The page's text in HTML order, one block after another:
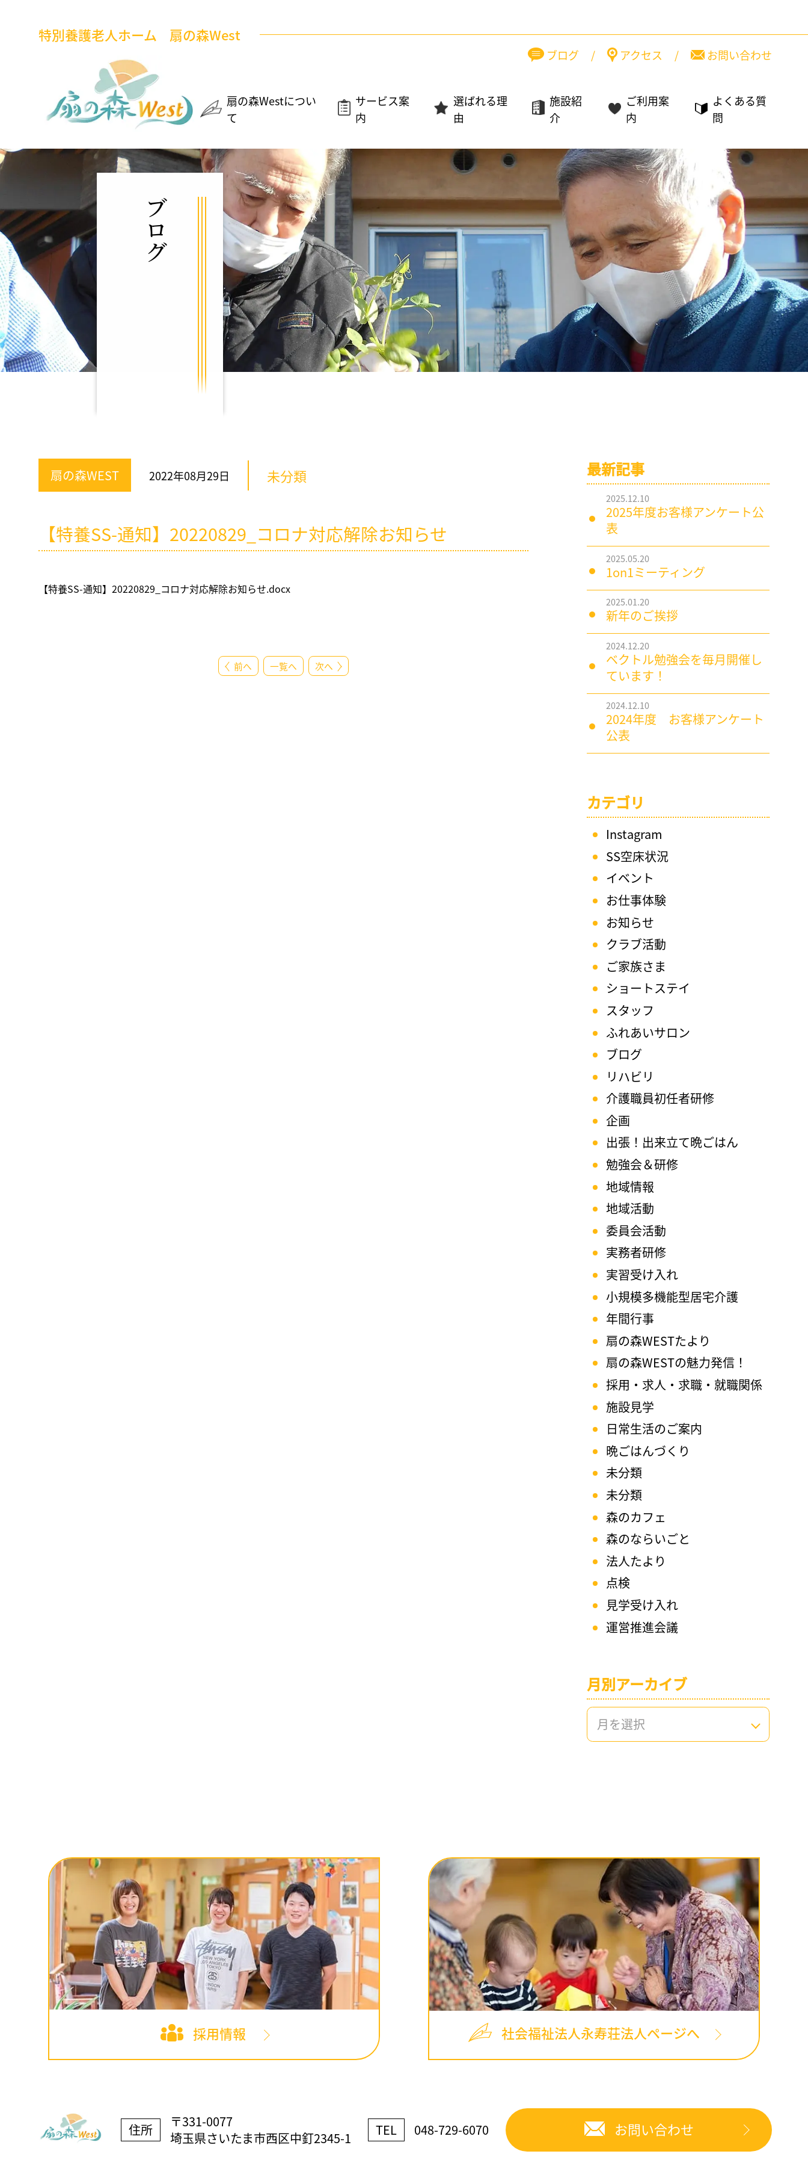
て
内
由
介
内
問
ブログ
扇の森WEST 2022年08月29日 未分類
【特養SS-通知】20220829_コロナ対応解除お知らせ
【特養SS-通知】20220829_コロナ対応解除お知らせ.docx
前へ 一覧へ 次へ
最新記事
2025.12.10
2025年度お客様アンケート公
表
2025.05.20
1on1ミーティング
2025.01.20
新年のご挨拶
2024.12.20
ベクトル勉強会を毎月開催し
ています！
2024.12.10
2024年度 お客様アンケート
公表
カテゴリ
Instagram
SS空床状況
イベント
お仕事体験
お知らせ
クラブ活動
ご家族さま
ショートステイ
スタッフ
ふれあいサロン
ブログ
リハビリ
介護職員初任者研修
企画
出張！出来立て晩ごはん
勉強会＆研修
地域情報
地域活動
委員会活動
実務者研修
実習受け入れ
小規模多機能型居宅介護
年間行事
扇の森WESTたより
扇の森WESTの魅力発信！
採用・求人・求職・就職関係
施設見学
日常生活のご案内
晩ごはんづくり
未分類
未分類
森のカフェ
森のならいごと
法人たより
点検
見学受け入れ
運営推進会議
月別アーカイブ
採用情報 社会福祉法人永寿荘法人ページへ
住所
〒331-0077
埼玉県さいたま市西区中釘2345-1
TEL 048-729-6070 お問い合わせ